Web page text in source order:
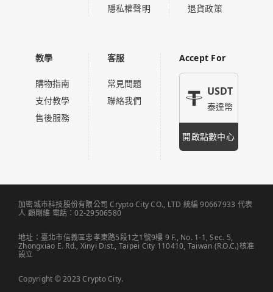
繼續表示您已同意使用條款 隱私政策
隱私權聲明
退貨政策
教學
購物指南
支付教學
售後服務
客服
常見問題
聯絡我們
Accept For
USDT
泰達幣
開啟點數中心
加密城市科技股份有限公司 Crypto City CO., LTD 統編 90667933 代表
人 顧剛維 電話：02-29506580
地址：臺北市信義區忠孝東路5段1之1號9樓 9 F., No. 1-1, Sec. 5,
Zhongxiao E. Rd., Xinyi Dist., Taipei City 110410, Taiwan (R.O.C.)核准
設立
Copyright © 2023 Crypto City.